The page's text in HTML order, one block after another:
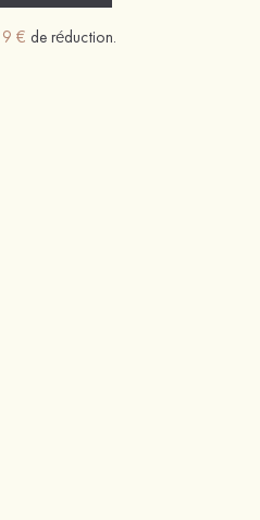
9 € de réduction.